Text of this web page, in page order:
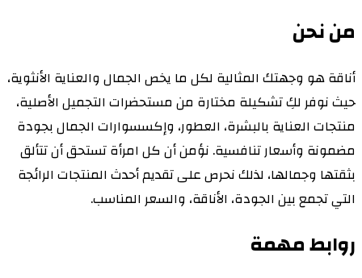
من نحن
أناقة هو وجهتك المثالية لكل ما يخص الجمال والعناية الأنثوية،
حيث نوفر لكِ تشكيلة مختارة من مستحضرات التجميل الأصلية،
منتجات العناية بالبشرة، العطور، وإكسسوارات الجمال بجودة
مضمونة وأسعار تنافسية. نؤمن أن كل امرأة تستحق أن تتألق
بثقتها وجمالها، لذلك نحرص على تقديم أحدث المنتجات الرائجة
التي تجمع بين الجودة، الأناقة، والسعر المناسب.
روابط مهمة